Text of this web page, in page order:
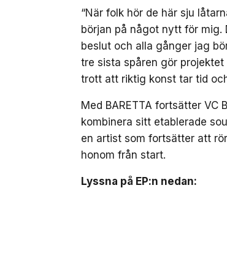
“När folk hör de här sju
början på något nytt för mig.
beslut och alla gånger jag
tre sista spåren gör
trott att riktig konst tar tid
Med BARETTA fortsätter
kombinera sitt etablerade
en artist som fortsätter att
honom från start.
Lyssna på EP:n nedan: